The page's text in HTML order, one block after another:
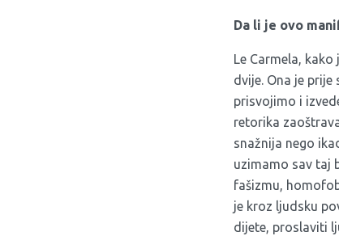
Da li je ovo
Le Carmela,
dvije. Ona je
prisvojimo i
retorika
snažnija nego
uzimamo sav taj
fašizmu,
je kroz ljudsku
dijete, proslaviti